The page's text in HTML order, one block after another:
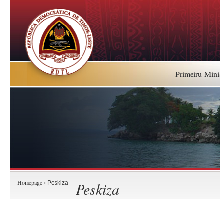
Primeiru-
Homepage › Peskiza Peskiza